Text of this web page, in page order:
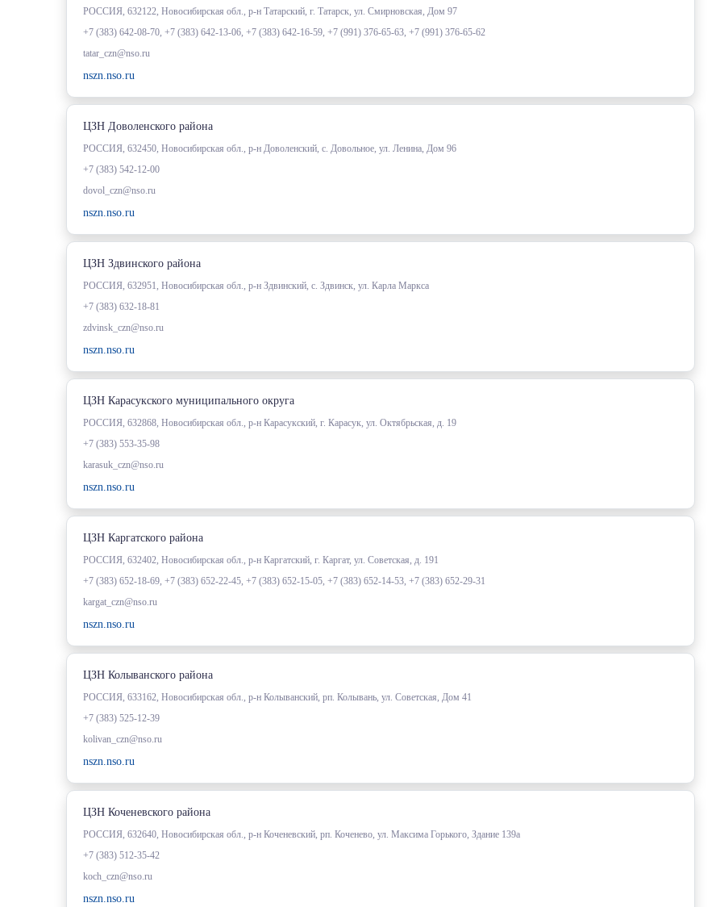
РОССИЯ, 632122, Новосибирская обл., р-н Татарский, г. Татарск, ул. Смирновская, Дом 97
+7 (383) 642-08-70, +7 (383) 642-13-06, +7 (383) 642-16-59, +7 (991) 376-65-63, +7 (991) 376-65-62
tatar_czn@nso.ru
nszn.nso.ru
ЦЗН Доволенского района
РОССИЯ, 632450, Новосибирская обл., р-н Доволенский, с. Довольное, ул. Ленина, Дом 96
+7 (383) 542-12-00
dovol_czn@nso.ru
nszn.nso.ru
ЦЗН Здвинского района
РОССИЯ, 632951, Новосибирская обл., р-н Здвинский, с. Здвинск, ул. Карла Маркса
+7 (383) 632-18-81
zdvinsk_czn@nso.ru
nszn.nso.ru
ЦЗН Карасукского муниципального округа
РОССИЯ, 632868, Новосибирская обл., р-н Карасукский, г. Карасук, ул. Октябрьская, д. 19
+7 (383) 553-35-98
karasuk_czn@nso.ru
nszn.nso.ru
ЦЗН Каргатского района
РОССИЯ, 632402, Новосибирская обл., р-н Каргатский, г. Каргат, ул. Советская, д. 191
+7 (383) 652-18-69, +7 (383) 652-22-45, +7 (383) 652-15-05, +7 (383) 652-14-53, +7 (383) 652-29-31
kargat_czn@nso.ru
nszn.nso.ru
ЦЗН Колыванского района
РОССИЯ, 633162, Новосибирская обл., р-н Колыванский, рп. Колывань, ул. Советская, Дом 41
+7 (383) 525-12-39
kolivan_czn@nso.ru
nszn.nso.ru
ЦЗН Коченевского района
РОССИЯ, 632640, Новосибирская обл., р-н Коченевский, рп. Коченево, ул. Максима Горького, Здание 139а
+7 (383) 512-35-42
koch_czn@nso.ru
nszn.nso.ru